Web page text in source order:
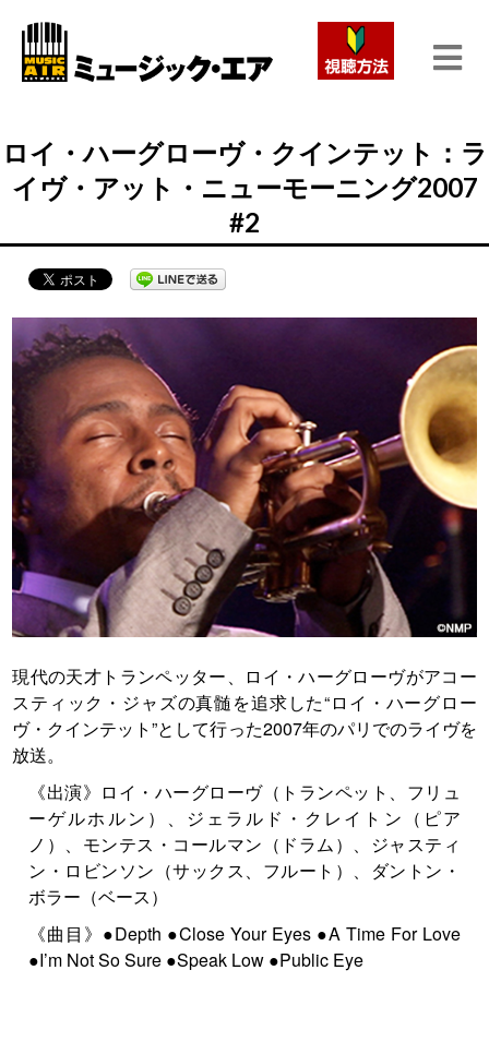
ロイ・ハーグローヴ・クインテット：ラ
イヴ・アット・ニューモーニング2007
#2
現代の天才トランペッター、ロイ・ハーグローヴがアコー
スティック・ジャズの真髄を追求した“ロイ・ハーグロー
ヴ・クインテット”として行った2007年のパリでのライヴを
放送。
《出演》ロイ・ハーグローヴ（トランペット、フリュ
ーゲルホルン）、ジェラルド・クレイトン（ピア
ノ）、モンテス・コールマン（ドラム）、ジャスティ
ン・ロビンソン（サックス、フルート）、ダントン・
ボラー（ベース）
《曲目》●Depth ●Close Your Eyes ●A Time For Love
●I’m Not So Sure ●Speak Low ●Public Eye